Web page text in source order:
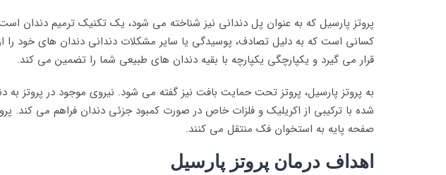
پروتز پارسیل که به عنوان پل دندانی نیز شناخته می شود، یک تکنیک ترمیم دندان
کسانی است که به دلیل تصادف، پوسیدگی یا سایر مشکلات دندانی دندان های خود
قرار می گیرد و یکپارچگی یکپارچه با بقیه دندان های طبیعی شما را تضمین می کند.
به پروتز پارسیل، پروتز تحت حمایت بافت نیز گفته می شود. نیروی موجود در پروتز
شده با ترکیبی از اکریلیک و فلزات خاص در صورت کمبود جزئی دندان فراهم می کند.
صفحه پایه به استخوان فک منتقل می کنند.
اهداف درمان پروتز پارسیل